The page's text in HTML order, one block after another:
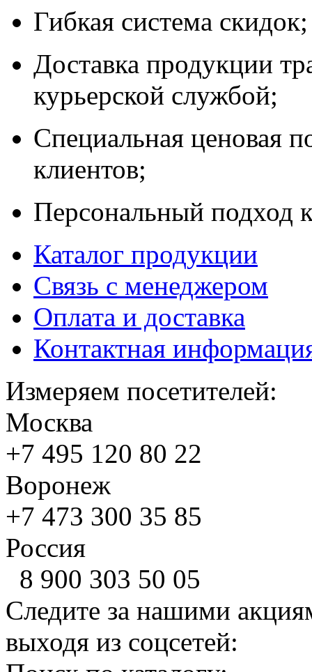
Гибкая система скидок;
Доставка продукции
курьерской службой;
Специальная ценовая
клиентов;
Персональный подход
Каталог продукции
Связь с менеджером
Оплата и доставка
Контактная
Измеряем посетителей:
Москва
+7 495 120 80 22
Воронеж
+7 473 300 35 85
Россия
8 900 303 50 05
Следите за нашими
выходя из соцсетей: